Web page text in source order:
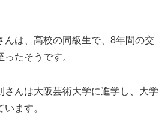
んは、高校の同級生で、8年間の交
たそうです。
さんは大阪芸術大学に進学し、大学
ます。